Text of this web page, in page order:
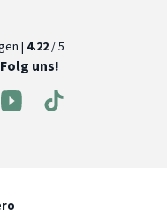
| 4.22 / 5
uns!